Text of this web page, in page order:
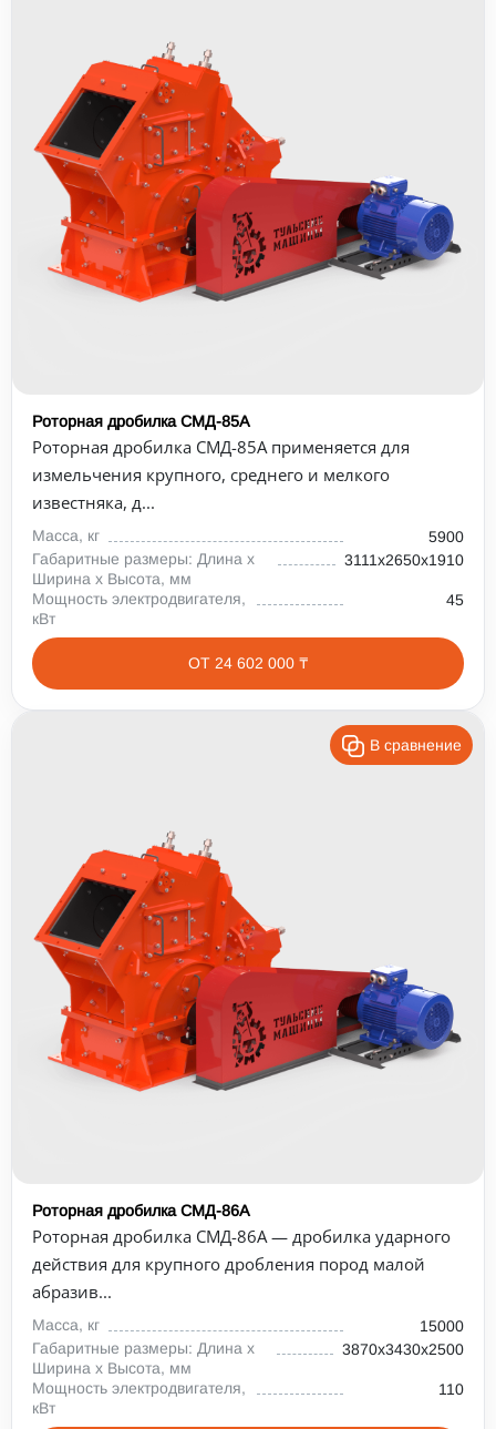
Роторная дробилка СМД-85А
Роторная дробилка СМД-85А применяется для
измельчения крупного, среднего и мелкого
известняка, д...
Масса, кг
5900
Габаритные размеры: Длина х
Ширина х Высота, мм
3111х2650х1910
Мощность электродвигателя,
кВт
45
ОТ 24 602 000 ₸
В сравнение
Роторная дробилка СМД-86А
Роторная дробилка СМД-86А — дробилка ударного
действия для крупного дробления пород малой
абразив...
Масса, кг
15000
Габаритные размеры: Длина х
Ширина х Высота, мм
3870х3430х2500
Мощность электродвигателя,
кВт
110